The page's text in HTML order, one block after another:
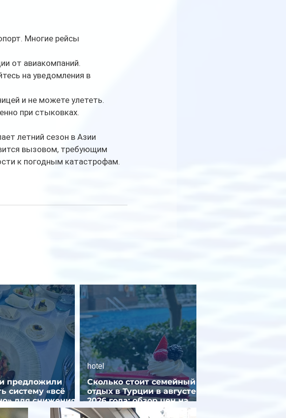
Многие рейсы
от авиакомпаний.
на уведомления в
и не можете улететь.
при стыковках.
летний сезон в Азии
вызовом, требующим
к погодным катастрофам.
предложили
систему «всё
для снижения
отдыха
Сколько стоит семейный
отдых в Турции в августе
2026 года: обзор цен на
популярные отели
hotel